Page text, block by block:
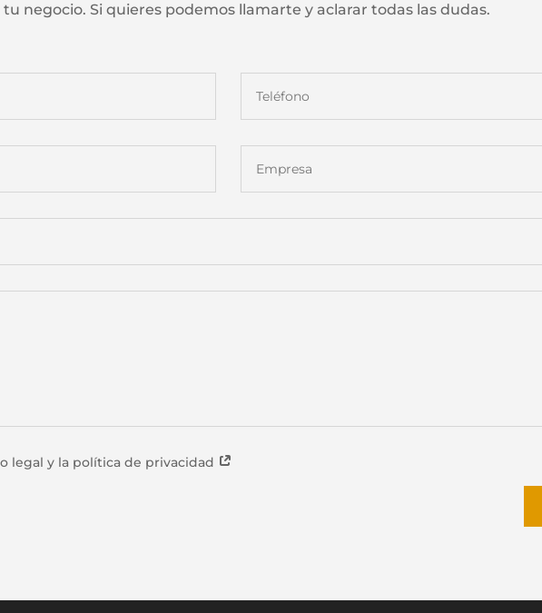
tu negocio. Si quieres podemos llamarte y aclarar todas las dudas.
legal y la política de privacidad